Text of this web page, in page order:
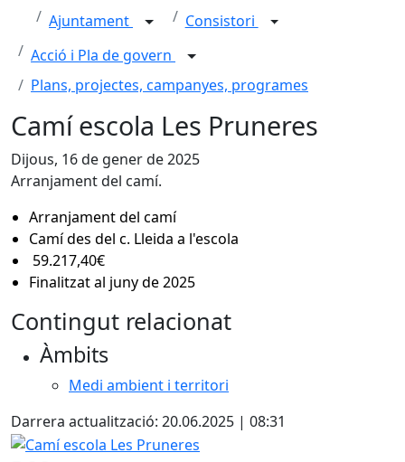
Ajuntament
Consistori
Acció i Pla de govern
Plans, projectes, campanyes, programes
Camí escola Les Pruneres
Dijous, 16 de gener de 2025
Arranjament del camí.
Arranjament del camí
Camí des del c. Lleida a l'escola
59.217,40€
Finalitzat al juny de 2025
Contingut relacionat
Àmbits
Medi ambient i territori
Darrera actualització: 20.06.2025 | 08:31
Camí escola Les Pruneres